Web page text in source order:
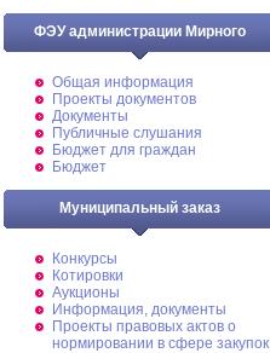
ФЭУ администрации Мирного
Общая информация
Проекты документов
Документы
Публичные слушания
Бюджет для граждан
Бюджет
Муниципальный заказ
Конкурсы
Котировки
Аукционы
Информация, документы
Проекты правовых актов о
нормировании в сфере закупок